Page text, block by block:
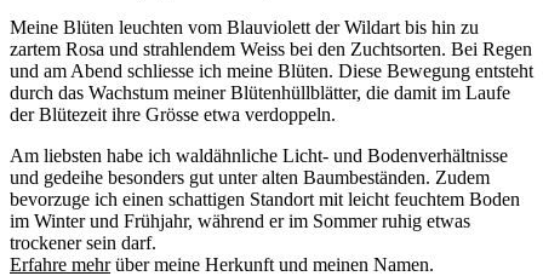
Meine Blüten leuchten vom Blauviolett der Wildart bis hin zu
zartem Rosa und strahlendem Weiss bei den Zuchtsorten. Bei Regen
und am Abend schliesse ich meine Blüten. Diese Bewegung entsteht
durch das Wachstum meiner Blütenhüllblätter, die damit im Laufe
der Blütezeit ihre Grösse etwa verdoppeln.
Am liebsten habe ich waldähnliche Licht- und Bodenverhältnisse
und gedeihe besonders gut unter alten Baumbeständen. Zudem
bevorzuge ich einen schattigen Standort mit leicht feuchtem Boden
im Winter und Frühjahr, während er im Sommer ruhig etwas
trockener sein darf.
Erfahre mehrüber meine Herkunft und meinen Namen.